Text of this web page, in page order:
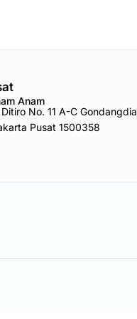
Anam
No. 11 A-C Gondangdia
Pusat 1500358